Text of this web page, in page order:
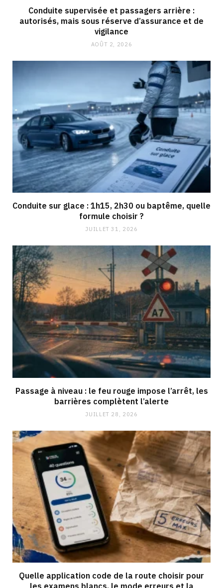
Conduite supervisée et passagers arrière :
autorisés, mais sous réserve d’assurance et de
vigilance
AOÛT 2, 2026
Conduite sur glace : 1h15, 2h30 ou baptême, quelle
formule choisir ?
JUILLET 31, 2026
Passage à niveau : le feu rouge impose l’arrêt, les
barrières complètent l’alerte
JUILLET 28, 2026
Quelle application code de la route choisir pour